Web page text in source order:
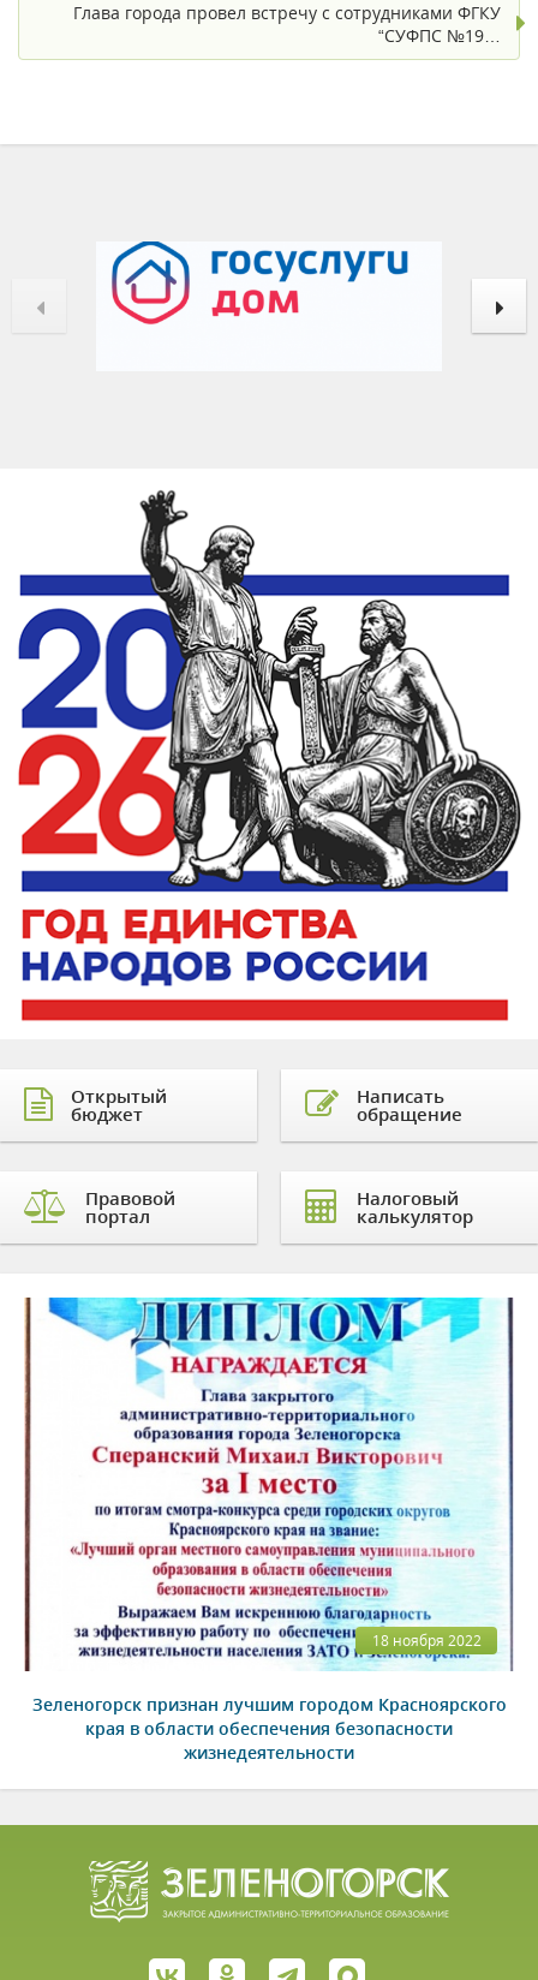
Глава города провел встречу с сотрудниками ФГКУ
“СУФПС №19…
Открытый
бюджет
Правовой
портал
Написать
обращение
Налоговый
калькулятор
18 ноября 2022
Зеленогорск признан лучшим городом Красноярского
края в области обеспечения безопасности
жизнедеятельности